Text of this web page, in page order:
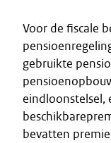
Voor de fiscale
gebruikte
eindloonstelsel,
bevatten